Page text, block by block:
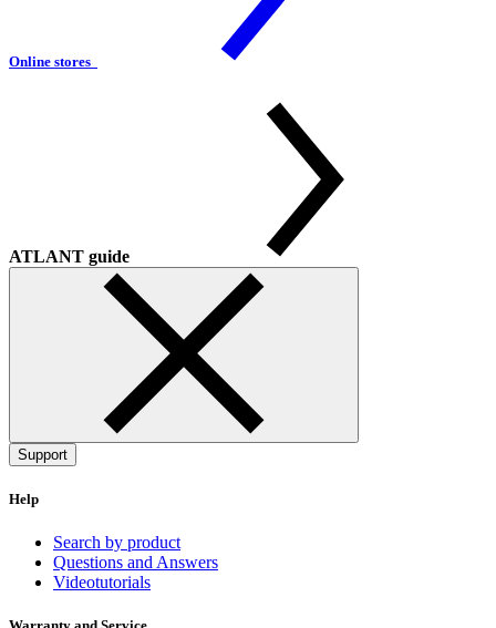
Online stores
ATLANT guide
Support
Help
Search by product
Questions and Answers
Videotutorials